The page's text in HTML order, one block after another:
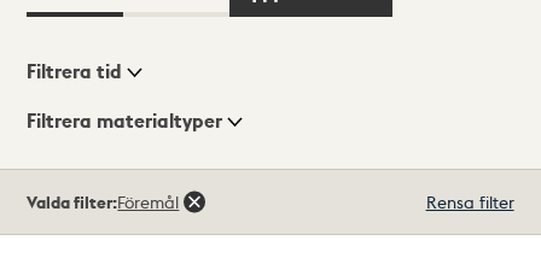
Visningsläge
Filtrera tid
Filtrera materialtyper
träffar
Valda filter:Föremål Rensa filter